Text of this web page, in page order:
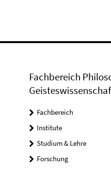
Fachbereich
Fachbereich
Institute
Studium & Lehre
Forschung